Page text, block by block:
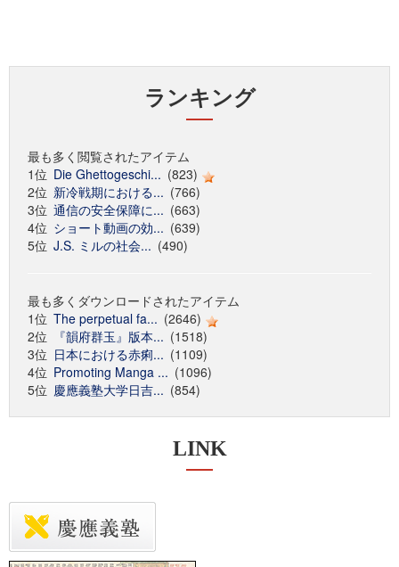
ランキング
最も多く閲覧されたアイテム
1位 Die Ghettogeschi... (823)
2位 新冷戦期における... (766)
3位 通信の安全保障に... (663)
4位 ショート動画の効... (639)
5位 J.S. ミルの社会... (490)
最も多くダウンロードされたアイテム
1位 The perpetual fa... (2646)
2位
『韻府群玉』版本... (1518)
3位 日本における赤痢... (1109)
4位 Promoting Manga ... (1096)
5位 慶應義塾大学日吉... (854)
LINK